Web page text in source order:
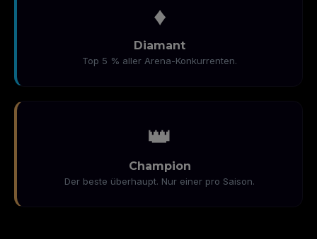
♦️
Diamant
Top 5 % aller Arena-Konkurrenten.
👑
Champion
Der beste überhaupt. Nur einer pro Saison.